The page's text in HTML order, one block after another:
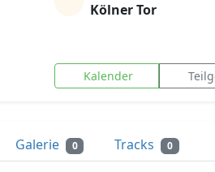
Kölner Tor
Kalender
Galerie 0 Tracks 0